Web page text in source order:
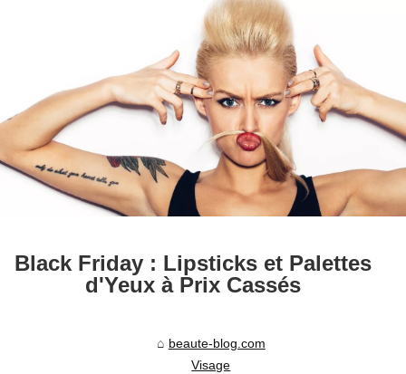
Black Friday : Lipsticks et Palettes
d'Yeux à Prix Cassés
beaute-blog.com
Visage